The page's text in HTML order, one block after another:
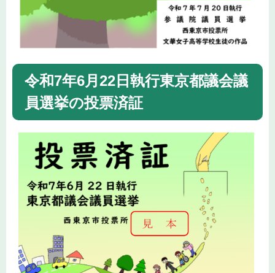
令和7年6月22日執行東京都議会議
員選挙の投票済証